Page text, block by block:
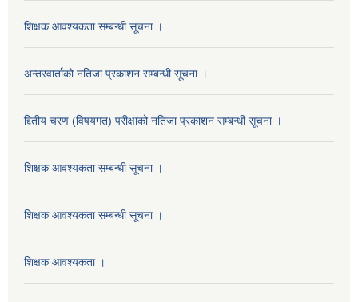
शिक्षक आवश्यकता सम्बन्धी सूचना ।
अन्तरवार्ताको नतिजा प्रकाशन सम्बन्धी सूचना ।
द्दितीय चरण (विषयगत) परीक्षाको नतिजा प्रकाशन सम्बन्धी सूचना ।
शिक्षक आवश्यकता सम्बन्धी सूचना ।
शिक्षक आवश्यकता सम्बन्धी सूचना ।
शिक्षक आवश्यकता ।